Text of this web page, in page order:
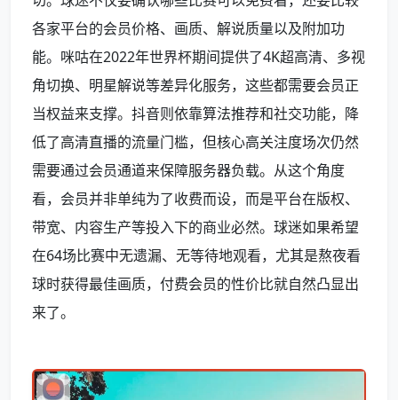
各家平台的会员价格、画质、解说质量以及附加功
能。咪咕在2022年世界杯期间提供了4K超高清、多视
角切换、明星解说等差异化服务，这些都需要会员正
当权益来支撑。抖音则依靠算法推荐和社交功能，降
低了高清直播的流量门槛，但核心高关注度场次仍然
需要通过会员通道来保障服务器负载。从这个角度
看，会员并非单纯为了收费而设，而是平台在版权、
带宽、内容生产等投入下的商业必然。球迷如果希望
在64场比赛中无遗漏、无等待地观看，尤其是熬夜看
球时获得最佳画质，付费会员的性价比就自然凸显出
来了。